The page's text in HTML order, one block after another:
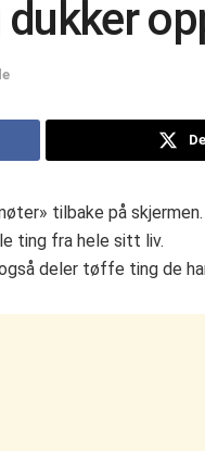
tilbake på skjermen.
ting fra hele sitt liv.
deler tøffe ting de